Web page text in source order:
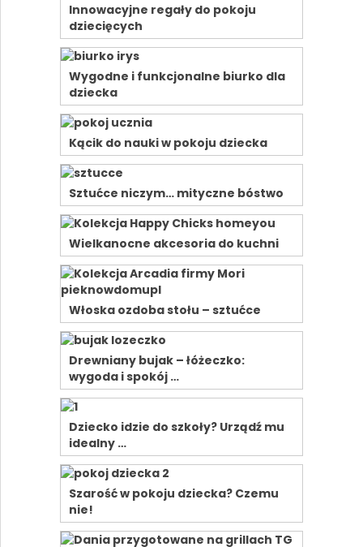
Innowacyjne regały do pokoju
dziecięcych
Wygodne i funkcjonalne biurko dla
dziecka
Kącik do nauki w pokoju dziecka
Sztućce niczym… mityczne bóstwo
Wielkanocne akcesoria do kuchni
Włoska ozdoba stołu – sztućce
Drewniany bujak – łóżeczko:
wygoda i spokój …
Dziecko idzie do szkoły? Urządź mu
idealny …
Szarość w pokoju dziecka? Czemu
nie!